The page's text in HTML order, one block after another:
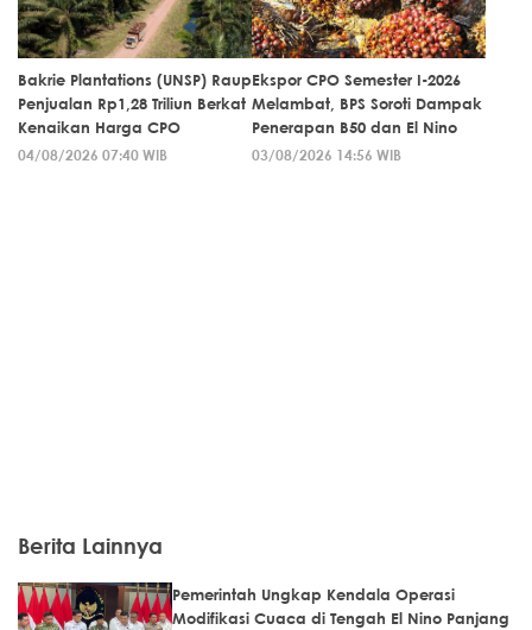
Bakrie Plantations (UNSP) Raup
Penjualan Rp1,28 Triliun Berkat
Kenaikan Harga CPO
04/08/2026 07:40 WIB
Ekspor CPO Semester I-2026
Melambat, BPS Soroti Dampak
Penerapan B50 dan El Nino
03/08/2026 14:56 WIB
Berita Lainnya
Pemerintah Ungkap Kendala Operasi
Modifikasi Cuaca di Tengah El Nino Panjang